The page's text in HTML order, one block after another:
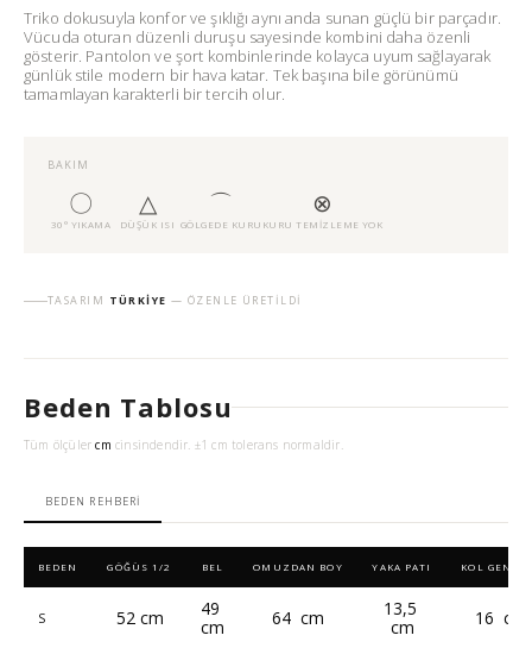
Triko dokusuyla konfor ve şıklığı aynı anda sunan güçlü bir parçadır.
Vücuda oturan düzenli duruşu sayesinde kombini daha özenli
gösterir. Pantolon ve şort kombinlerinde kolayca uyum sağlayarak
günlük stile modern bir hava katar. Tek başına bile görünümü
tamamlayan karakterli bir tercih olur.
BAKIM
〇
30° YIKAMA
△
DÜŞÜK ISI
⌒
GÖLGEDE KURU
⊗
KURU TEMIZLEME YOK
TASARIM TÜRKIYE — ÖZENLE ÜRETILDI
Beden Tablosu
Tüm ölçülercm cinsindendir. ±1 cm tolerans normaldir.
BEDEN REHBERI
BEDEN GÖĞÜS 1/2 BEL OMUZDAN BOY YAKA PATI KOL
S 52 cm
49
cm
64 cm
13,5
cm
16 cm